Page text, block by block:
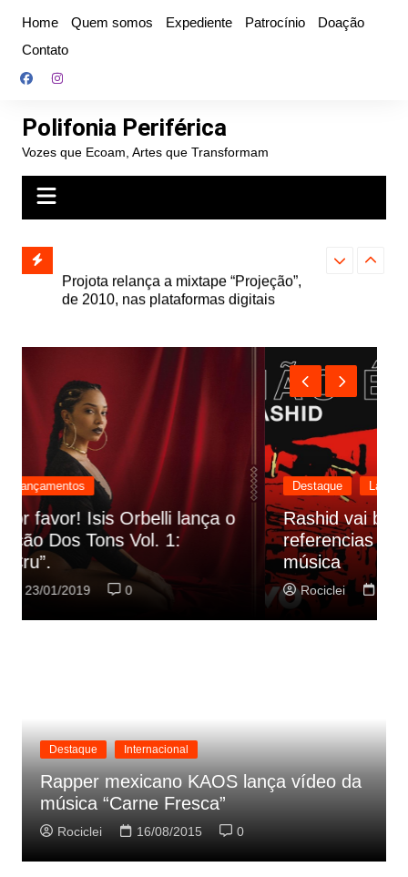
conteúdo
Home Quem somos Expediente Patrocínio
Doação
Contato
Polifonia Periférica
Vozes que Ecoam, Artes que Transformam
e abre
autoral,
de 2010, nas plataformas digitais
Farofa
Destaque Lançamentos
Rashid vai buscar nos HQs as
referencias do clipe de sua nova
música
Rociclei 22/01/2019
Destaque Internacional
Rapper mexicano KAOS lança vídeo da
música “Carne Fresca”
Rociclei 16/08/2015 0